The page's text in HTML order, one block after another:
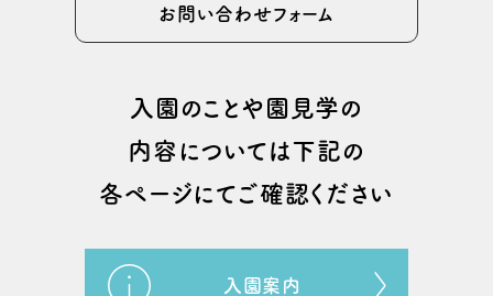
お問い合わせフォーム
⼊園のことや園⾒学の
内容については下記の
各ページにてご確認ください
入園案内